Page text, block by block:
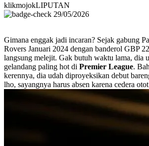
klikmojokLIPUTAN
29/05/2026
Gimana enggak jadi incaran? Sejak gabung
Rovers Januari 2024 dengan banderol GBP
langsung melejit. Gak butuh waktu lama, dia
gelandang paling hot di Premier League.
kerennya, dia udah diproyeksikan debut
lho, sayangnya harus absen karena cedera